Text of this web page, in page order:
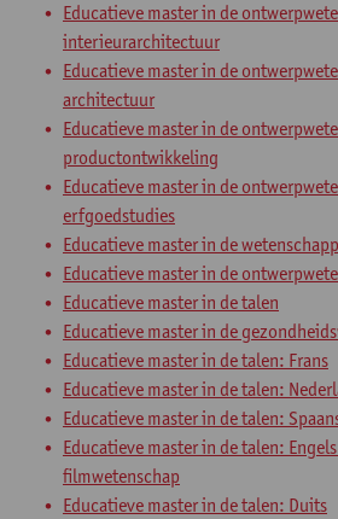
Educatieve master in de
interieurarchitectuur
Educatieve master in de
architectuur
Educatieve master in de
productontwikkeling
Educatieve master in de
erfgoedstudies
Educatieve master in de
Educatieve master in de
Educatieve master in de talen
Educatieve master in de
Educatieve master in de talen: Frans
Educatieve master in de talen:
Educatieve master in de talen:
Educatieve master in de talen:
filmwetenschap
Educatieve master in de talen: Duits